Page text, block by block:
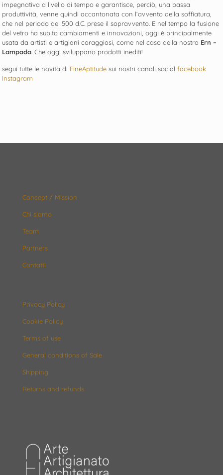
impegnativa a livello di tempo e garantisce, perciò, una bassa
produttività, venne quindi accantonata con l’avvento della soffiatura,
che nel periodo del 500 d.C. prese il sopravvento. E nel tempo la fusione
del vetro ha subito cambiamenti e innovazioni, oggi è principalmente
usata da artisti e artigiani coraggiosi, come nel caso della nostra Ern –
Lampada. Che oggi sviluppano prodotti inediti!
segui tutte le novità di FineAptitudesui nostri canali socialfacebook
Instagram
Concept / Mission
Chi siamo
Team
Partners
Contatti
Privacy Policy
Cookie Policy
Terms of use
General conditions of Sale
Shipping
Returns and refunds